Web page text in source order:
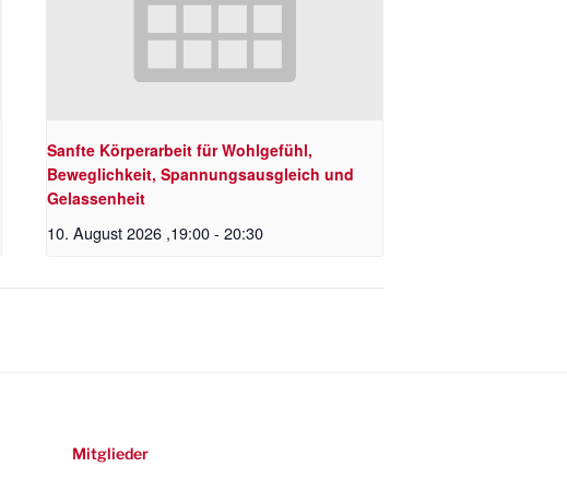
Sanfte Körperarbeit für Wohlgefühl,
Beweglichkeit, Spannungsausgleich und
Gelassenheit
10. August 2026 ,19:00- 20:30
Mitglieder